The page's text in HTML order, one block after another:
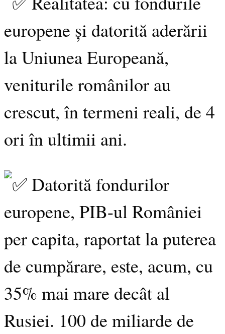
europene și datorită aderării
la Uniunea Europeană,
veniturile românilor au
crescut, în termeni reali, de 4
ori în ultimii ani.
Datorită fondurilor
europene, PIB-ul României
per capita, raportat la puterea
de cumpărare, este, acum, cu
35% mai mare decât al
Rusiei. 100 de miliarde de